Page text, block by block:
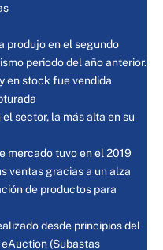
produjo en el segundo
periodo del año anterior.
en stock fue vendida
sector, la más alta en su
mercado tuvo en el 2019
ventas gracias a un alza
de productos para
desde principios del
(Subastas